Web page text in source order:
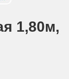
1,80м,